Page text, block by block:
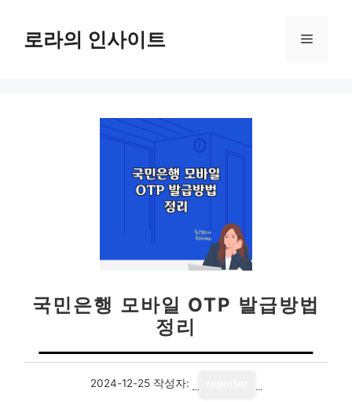
로라의 인사이트 메
국민은행 모바일 OTP 발급방법
정리
2024-12-25 작성자: